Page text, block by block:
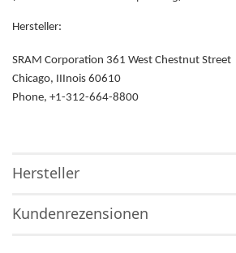
Hersteller:
SRAM Corporation 361 West Chestnut Street
Chicago, IIInois 60610
Phone, +1-312-664-8800
Hersteller
Kundenrezensionen